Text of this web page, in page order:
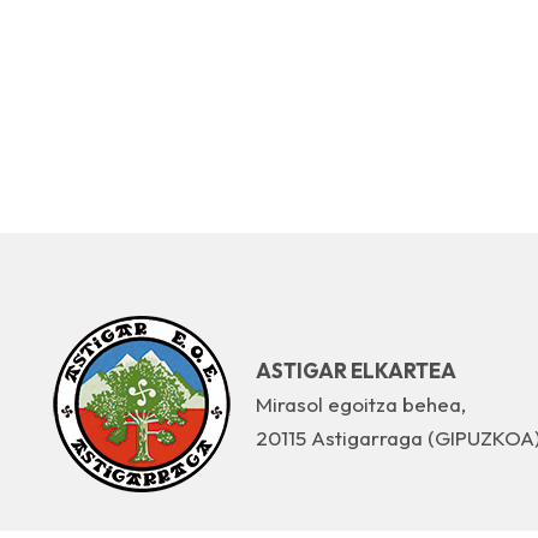
ASTIGAR ELKARTEA
Mirasol egoitza behea,
20115 Astigarraga